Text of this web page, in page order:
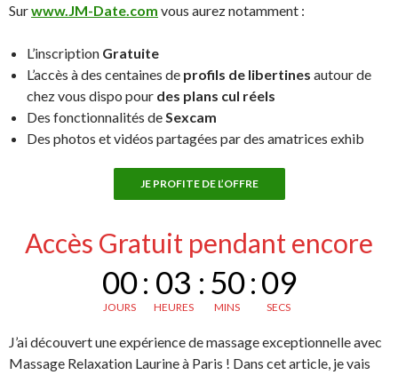
Surwww.JM-Date.com vous aurez notamment :
L’inscription Gratuite
L’accès à des centaines de profils de libertines autour de
chez vous dispo pour des plans cul réels
Des fonctionnalités deSexcam
Des photos et vidéos partagées par des amatrices exhib
JE PROFITE DE L’OFFRE
Accès Gratuit pendant encore
00
JOURS
: 03
HEURES
: 50
MINS
:08
SECS
J’ai découvert une expérience de massage exceptionnelle avec
Massage Relaxation Laurine à Paris ! Dans cet article, je vais